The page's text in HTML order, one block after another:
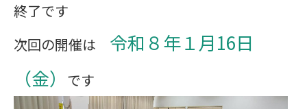
終了です
次回の開催は 令和８年１月16日
（金）
です